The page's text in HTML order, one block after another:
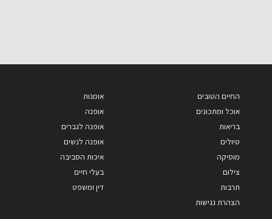
החיים הטובים
אוכל ומתכונים
בריאות
טיולים
מוסיקה
צילום
תרבות
הצהרת נגישות
אומנות
אופנה
אופנה לגברים
אופנה לנשים
איכות הסביבה
בעלי חיים
דין ומשפט